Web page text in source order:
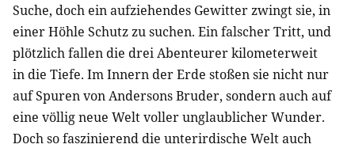
Suche, doch ein aufziehendes Gewitter zwingt sie, in
einer Höhle Schutz zu suchen. Ein falscher Tritt, und
plötzlich fallen die drei Abenteurer kilometerweit
in die Tiefe. Im Innern der Erde stoßen sie nicht nur
auf Spuren von Andersons Bruder, sondern auch auf
eine völlig neue Welt voller unglaublicher Wunder.
Doch so faszinierend die unterirdische Welt auch